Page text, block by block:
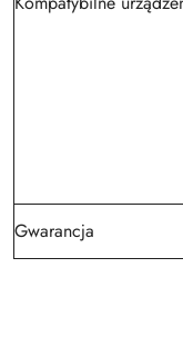
Gwarancja